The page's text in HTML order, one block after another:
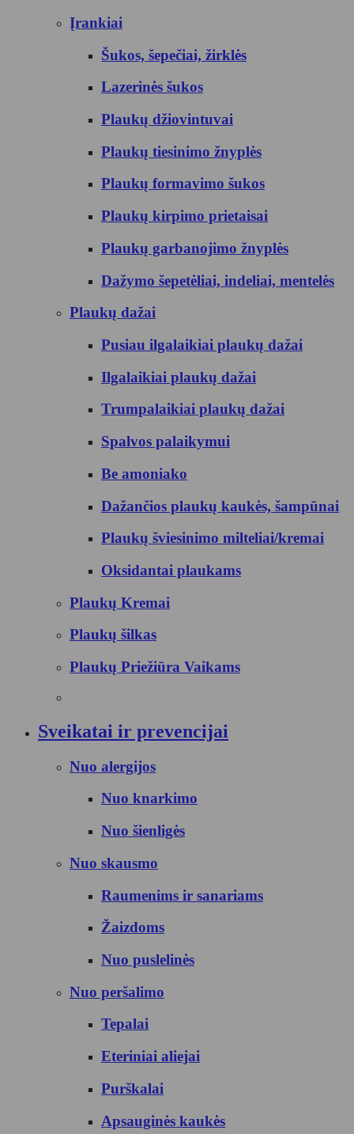
Įrankiai
Šukos, šepečiai, žirklės
Lazerinės šukos
Plaukų džiovintuvai
Plaukų tiesinimo žnyplės
Plaukų formavimo šukos
Plaukų kirpimo prietaisai
Plaukų garbanojimo žnyplės
Dažymo šepetėliai, indeliai, mentelės
Plaukų dažai
Pusiau ilgalaikiai plaukų dažai
Ilgalaikiai plaukų dažai
Trumpalaikiai plaukų dažai
Spalvos palaikymui
Be amoniako
Dažančios plaukų kaukės, šampūnai
Plaukų šviesinimo milteliai/kremai
Oksidantai plaukams
Plaukų Kremai
Plaukų šilkas
Plaukų Priežiūra Vaikams
Sveikatai ir prevencijai
Nuo alergijos
Nuo knarkimo
Nuo šienligės
Nuo skausmo
Raumenims ir sanariams
Žaizdoms
Nuo puslelinės
Nuo peršalimo
Tepalai
Eteriniai aliejai
Purškalai
Apsauginės kaukės